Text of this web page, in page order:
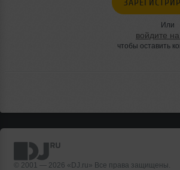
Или
войдите
чтобы оставить
© 2001 — 2026 «DJ.ru» Все права защищены.